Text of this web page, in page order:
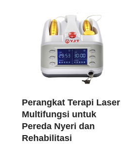
Perangkat Terapi Laser
Multifungsi untuk
Pereda Nyeri dan
Rehabilitasi